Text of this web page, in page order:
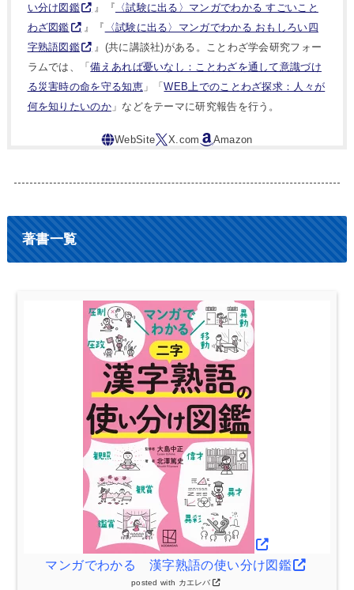
い分け図鑑
』『 〈試験に出る〉マンガでわかる すごいこと
わざ図鑑
』『
〈試験に出る〉マンガでわかる おもしろい四
字熟語図鑑
』(共に講談社)がある。ことわざ学会研究フォー
ラムでは、「備えあれば憂いなし：ことわざを通して意識づけ
る災害時の命を守る知恵」「WEB上でのことわざ探求：人々が
何を知りたいのか」などをテーマに研究報告を行う。
著書一覧
マンガでわかる 漢字熟語の使い分け図鑑
posted with カエレバ